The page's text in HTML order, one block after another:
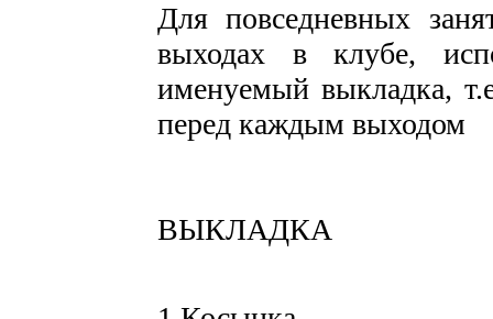
Для повседневных
выходах в клубе,
именуемый выкладка,
перед каждым выходом
ВЫКЛАДКА